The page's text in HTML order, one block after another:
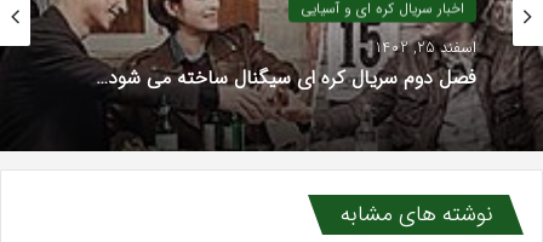
اخبار سریال کره ای و آسیایی
اسفند 25, 1402
فصل دوم سریال کره ای سیگنال ساخته می شود…
نوشته های مشابه